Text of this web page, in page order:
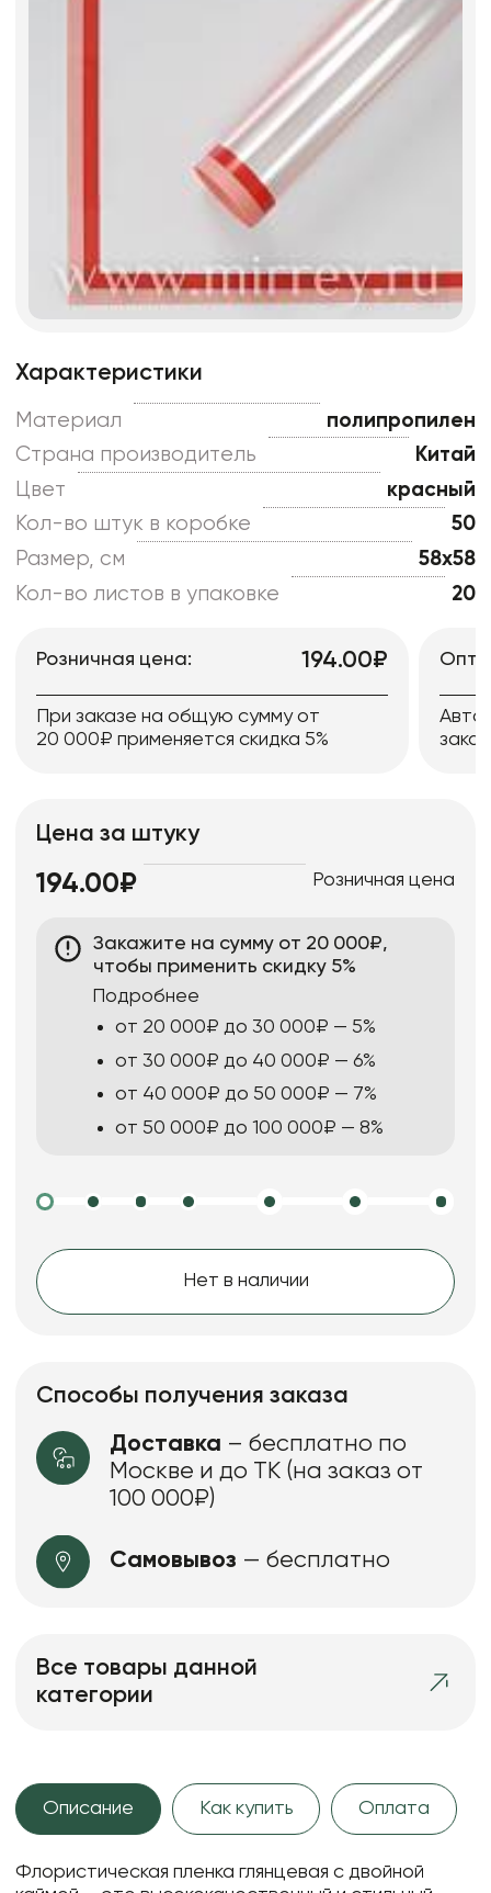
Характеристики
Материал
полипропилен
Страна производитель
Китай
Цвет
красный
Кол-во штук в коробке
50
Размер, см
58x58
Кол-во листов в упаковке
20
Розничная цена: 194.00₽
При заказе на общую сумму от
20 000₽ применяется скидка 5%
Цена за штуку
194.00₽ Розничная цена
Закажите на сумму от 20 000₽,
чтобы применить скидку 5%
Подробнее
от 20 000₽ до 30 000₽ — 5%
от 30 000₽ до 40 000₽ — 6%
от 40 000₽ до 50 000₽ — 7%
от 50 000₽ до 100 000₽ — 8%
Нет в наличии
Способы получения заказа
Доставка – бесплатно по
Москве и до ТК (на заказ от
100 000₽)
Самовывоз — бесплатно
Все товары данной
категории
Описание Как купить Оплата
Флористическая пленка глянцевая с двойной